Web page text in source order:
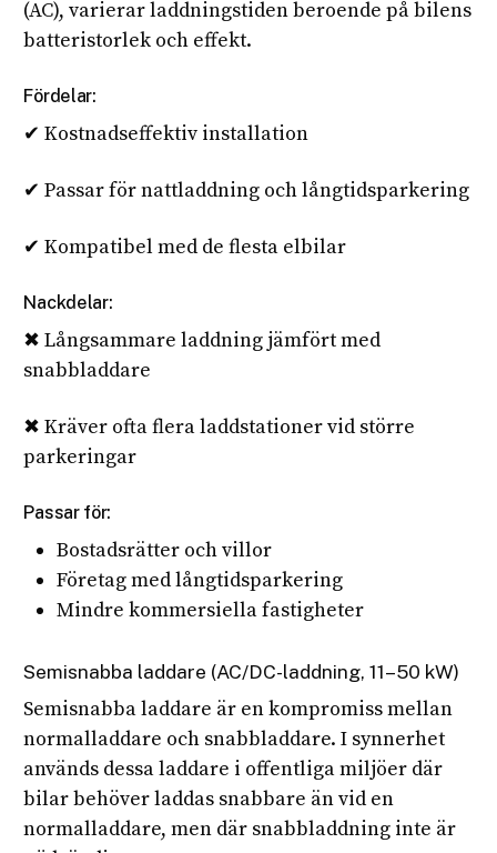
(AC), varierar laddningstiden beroende på bilens
batteristorlek och effekt.
Fördelar:
✔ Kostnadseffektiv installation
✔ Passar för nattladdning och långtidsparkering
✔ Kompatibel med de flesta elbilar
Nackdelar:
✖ Långsammare laddning jämfört med
snabbladdare
✖ Kräver ofta flera laddstationer vid större
parkeringar
Passar för:
Bostadsrätter och villor
Företag med långtidsparkering
Mindre kommersiella fastigheter
Semisnabba laddare (AC/DC-laddning, 11–50 kW)
Semisnabba laddare är en kompromiss mellan
normalladdare och snabbladdare. I synnerhet
används dessa laddare i offentliga miljöer där
bilar behöver laddas snabbare än vid en
normalladdare, men där snabbladdning inte är